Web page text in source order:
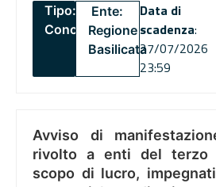
Tipo:
Concorsi
Ente:
Regione
Basilicata
Data di
scadenza:
27/07/2026
23:59
Avviso di
rivolto a enti del terzo
scopo di lucro,